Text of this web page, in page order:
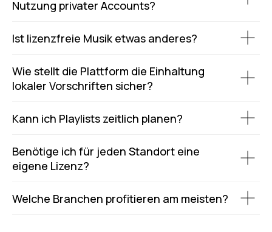
Nutzung privater Accounts?
Ist lizenzfreie Musik etwas anderes?
Wie stellt die Plattform die Einhaltung
lokaler Vorschriften sicher?
Kann ich Playlists zeitlich planen?
Benötige ich für jeden Standort eine
eigene Lizenz?
Welche Branchen profitieren am meisten?